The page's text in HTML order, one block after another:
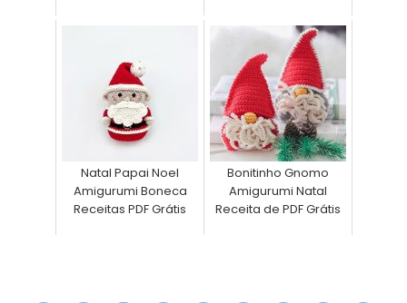
Natal Papai Noel
Amigurumi Boneca
Receitas PDF Grátis
Bonitinho Gnomo
Amigurumi Natal
Receita de PDF Grátis